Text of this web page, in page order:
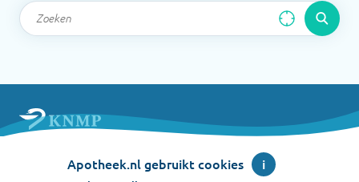
Nederlandse Maatschappij ter bevordering der
Apotheek.nl gebruikt cookies i